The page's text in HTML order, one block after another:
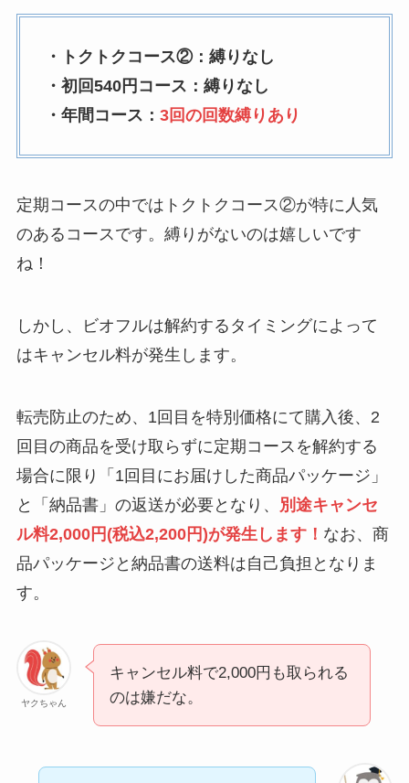
ベストタイミングを
ユンス美容液の解約
まとめ！電話が繋が
なにわサプリ
なぜ解約できない？
ニューZの解約まと
め！電話が繋がらな
解約できない？バロ
ニーを電話から解約
する方法を完全攻略
・トクトクコース②：縛りなし
・初回540円コース：縛りなし
・年間コース： 3回の回数縛りあり
定期コースの中ではトクトクコース②が特に人気
のあるコースです。縛りがないのは嬉しいです
ね！
しかし、ビオフルは解約するタイミングによって
はキャンセル料が発生します。
転売防止のため、1回目を特別価格にて購入後、2
回目の商品を受け取らずに定期コースを解約する
場合に限り「1回目にお届けした商品パッケージ」
と「納品書」の返送が必要となり、
別途キャンセ
ル料2,000円(税込2,200円)が発生します！ なお、商
品パッケージと納品書の送料は自己負担となりま
す。
ヤクちゃん
キャンセル料で2,000円も取られる
のは嫌だな。